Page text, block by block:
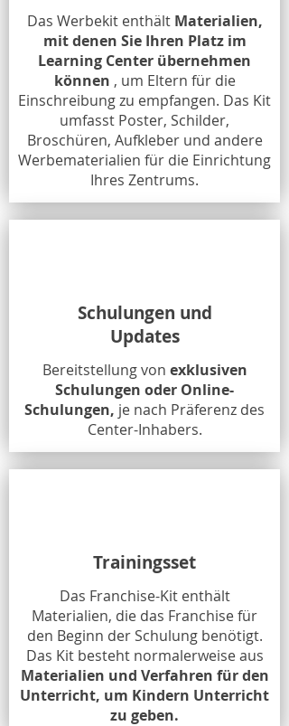
Das Werbekit enthält Materialien,
mit denen Sie Ihren Platz im
Learning Center übernehmen
können , um Eltern für die
Einschreibung zu empfangen. Das Kit
umfasst Poster, Schilder,
Broschüren, Aufkleber und andere
Werbematerialien für die Einrichtung
Ihres Zentrums.
Schulungen und
Updates
Bereitstellung von exklusiven
Schulungen oder Online-
Schulungen, je nach Präferenz des
Center-Inhabers.
Trainingsset
Das Franchise-Kit enthält
Materialien, die das Franchise für
den Beginn der Schulung benötigt.
Das Kit besteht normalerweise aus
Materialien und Verfahren für den
Unterricht, um Kindern Unterricht
zu geben.